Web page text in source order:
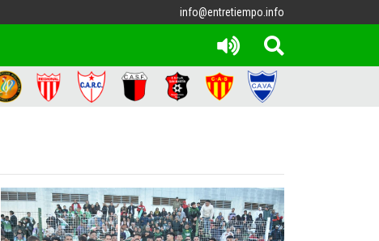
info@entretiempo.info